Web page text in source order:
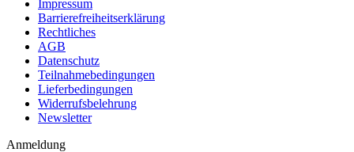
Impressum
Barrierefreiheitserklärung
Rechtliches
AGB
Datenschutz
Teilnahmebedingungen
Lieferbedingungen
Widerrufsbelehrung
Newsletter
Anmeldung